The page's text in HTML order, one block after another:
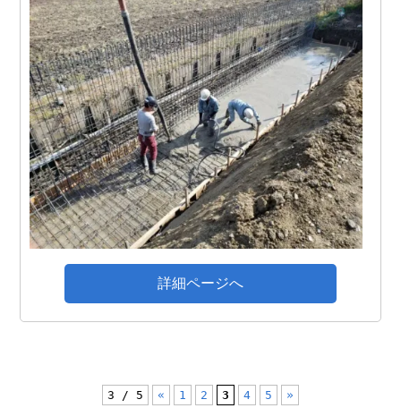
詳細ページへ
3 / 5 « 1 2 3 4 5 »